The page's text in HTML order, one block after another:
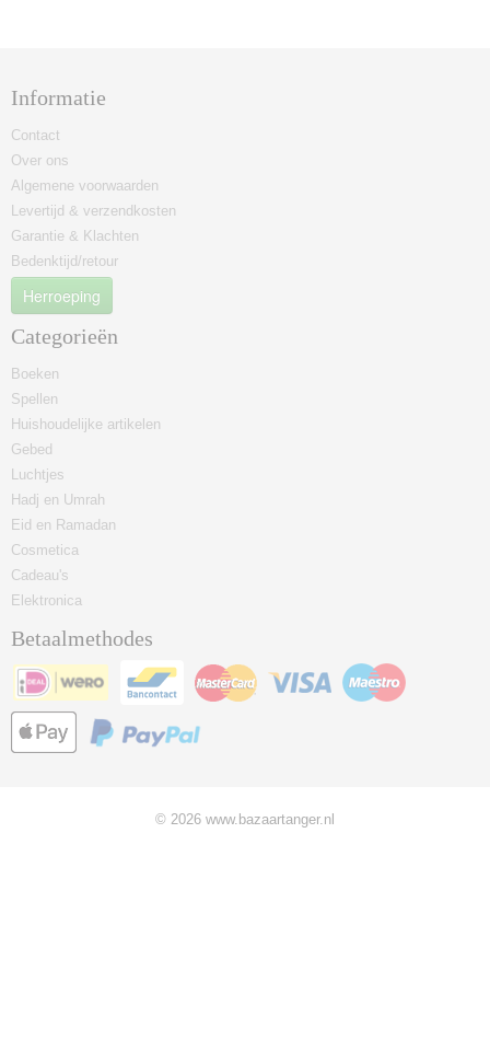
Informatie
Contact
Over ons
Algemene voorwaarden
Levertijd & verzendkosten
Garantie & Klachten
Bedenktijd/retour
Herroeping
Categorieën
Boeken
Spellen
Huishoudelijke artikelen
Gebed
Luchtjes
Hadj en Umrah
Eid en Ramadan
Cosmetica
Cadeau's
Elektronica
Betaalmethodes
© 2026 www.bazaartanger.nl